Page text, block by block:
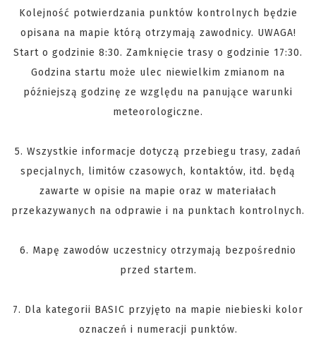
Kolejność potwierdzania punktów kontrolnych będzie
opisana na mapie którą otrzymają zawodnicy. UWAGA!
Start o godzinie 8:30. Zamknięcie trasy o godzinie 17:30.
Godzina startu może ulec niewielkim zmianom na
późniejszą godzinę ze względu na panujące warunki
meteorologiczne.
5. Wszystkie informacje dotyczą przebiegu trasy, zadań
specjalnych, limitów czasowych, kontaktów, itd. będą
zawarte w opisie na mapie oraz w materiałach
przekazywanych na odprawie i na punktach kontrolnych.
6. Mapę zawodów uczestnicy otrzymają bezpośrednio
przed startem.
7. Dla kategorii BASIC przyjęto na mapie niebieski kolor
oznaczeń i numeracji punktów.